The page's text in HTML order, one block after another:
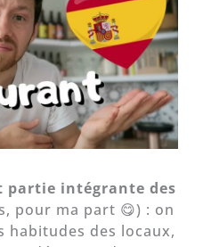
intégrante des
pour ma part 😋) : on
habitudes des locaux,